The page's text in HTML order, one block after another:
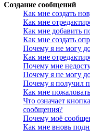
Создание сообщений
Как мне создать
Как мне
Как мне добавить
Как мне создать
Почему я не могу
Как мне
Почему мне
Почему я не могу
Почему я получил
Как мне
Что означает
сообщения?
Почему моё
Как мне вновь